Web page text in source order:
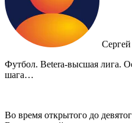
Футбол. Betera-высшая лига.
шага…
Во время открытого до